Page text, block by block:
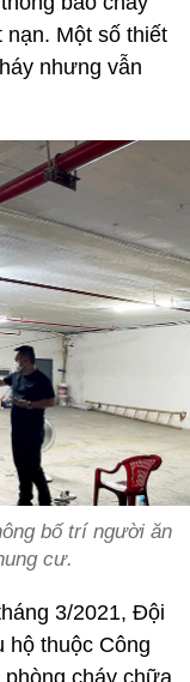
Một số thiết
nhưng vẫn
bố trí người ăn
cư.
3/2021, Đội
hộ thuộc Công